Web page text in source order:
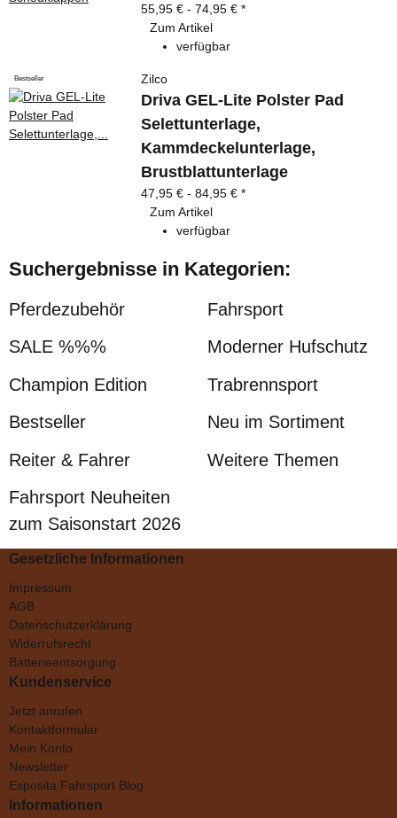
55,95 € -74,95 €*
Zum Artikel
verfügbar
Bestseller Zilco
Driva GEL-Lite Polster Pad
Selettunterlage,
Kammdeckelunterlage,
Brustblattunterlage
47,95 € -84,95 €*
Zum Artikel
verfügbar
Suchergebnisse in Kategorien:
Pferdezubehör
Fahrsport
SALE %%%
Moderner Hufschutz
Champion Edition
Trabrennsport
Bestseller
Neu im Sortiment
Reiter & Fahrer
Weitere Themen
Fahrsport Neuheiten
zum Saisonstart 2026
Gesetzliche Informationen
Impressum
AGB
Datenschutzerklärung
Widerrufsrecht
Batterieentsorgung
Kundenservice
Jetzt anrufen
Kontaktformular
Mein Konto
Newsletter
Esposita Fahrsport Blog
Informationen